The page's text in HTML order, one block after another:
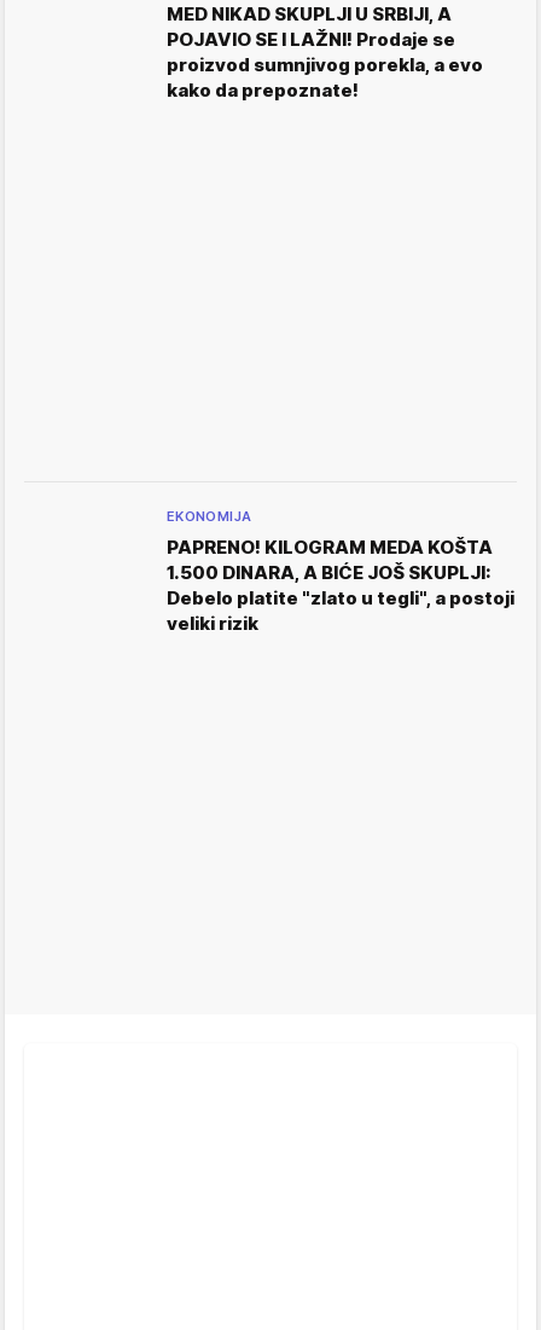
MED NIKAD SKUPLJI U SRBIJI, A
POJAVIO SE I LAŽNI! Prodaje se
proizvod sumnjivog porekla, a evo
kako da prepoznate!
EKONOMIJA
PAPRENO! KILOGRAM MEDA KOŠTA
1.500 DINARA, A BIĆE JOŠ SKUPLJI:
Debelo platite "zlato u tegli", a postoji
veliki rizik